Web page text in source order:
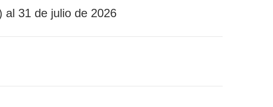
al 31 de julio de 2026